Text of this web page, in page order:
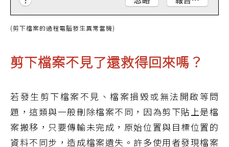
(剪下檔案的過程電腦發生異常當機)
剪下檔案不見了還救得回來嗎？
若發生剪下檔案不見、檔案損毀或無法開啟等問
題，這類與一般刪除檔案不同，因為剪下貼上是檔
案搬移，只要傳輸未完成，原始位置與目標位置的
資料不同步，造成檔案遺失。許多使用者發現檔案